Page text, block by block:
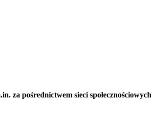
pośrednictwem sieci